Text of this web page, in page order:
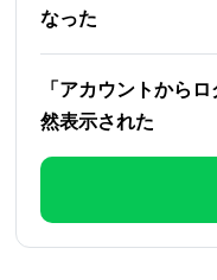
なった
「アカウントから
然表示された